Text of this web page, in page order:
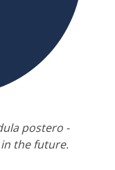
postero -
the future.